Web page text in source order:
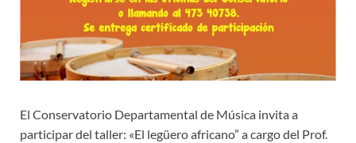
El Conservatorio Departamental de Música invita a
participar del taller: «El legüero africano” a cargo del Prof.